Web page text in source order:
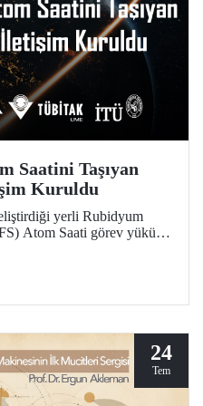
Saatini Taşıyan
Kuruldu
yerli Rubidyum
Atom Saati görev yükünü
birçok telemetri alındı.
24
Tem